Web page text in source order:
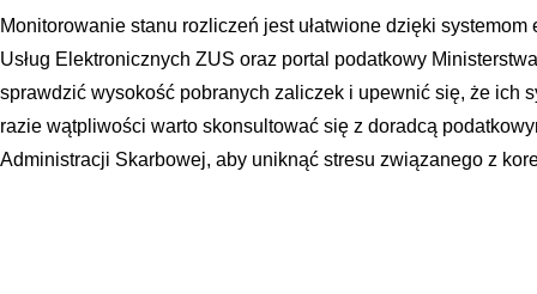
Monitorowanie stanu rozliczeń jest ułatwione dzięki
Usług Elektronicznych ZUS oraz portal podatkowy
sprawdzić wysokość pobranych zaliczek i upewnić się, że ich
razie wątpliwości warto skonsultować się z doradcą
Administracji Skarbowej, aby uniknąć stresu związanego z